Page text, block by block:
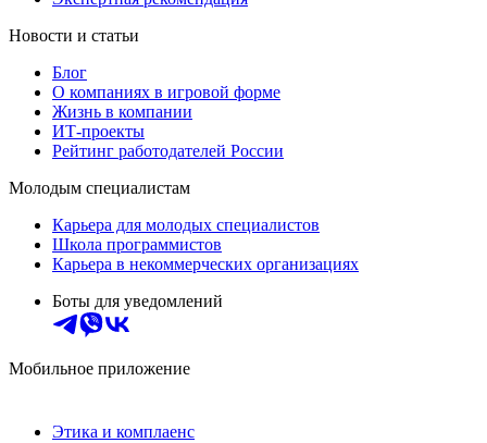
Новости и статьи
Блог
О компаниях в игровой форме
Жизнь в компании
ИТ-проекты
Рейтинг работодателей России
Молодым специалистам
Карьера для молодых специалистов
Школа программистов
Карьера в некоммерческих организациях
Боты для уведомлений
Мобильное приложение
Этика и комплаенс